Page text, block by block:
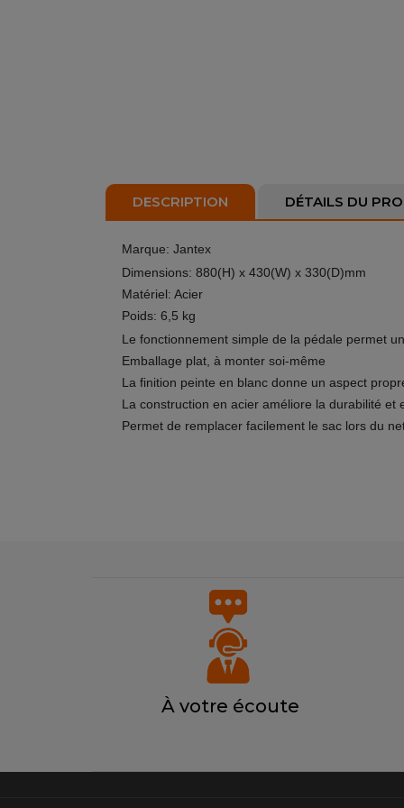
DESCRIPTION DÉTAILS DU
Marque: Jantex
Dimensions: 880(H) x 430(W) x 330(D)mm
Matériel: Acier
Poids: 6,5 kg
Le fonctionnement simple de la pédale permet
Emballage plat, à monter soi-même
La finition peinte en blanc donne un aspect
La construction en acier améliore la durabilité et
Permet de remplacer facilement le sac lors du
À votre écoute